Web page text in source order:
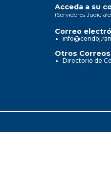
Acceda a su
(Servidores
Correo
Otros
Directorio de